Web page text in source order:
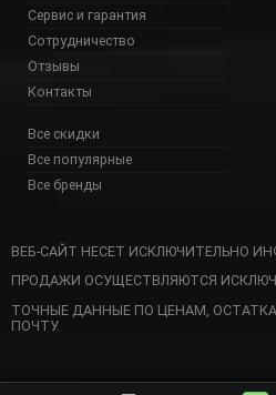
Сервис и гарантия
Сотрудничество
Отзывы
Контакты
Все скидки
Все популярные
Все бренды
ВЕБ-САЙТ НЕСЕТ ИСКЛЮЧИТЕЛЬНО
ПРОДАЖИ ОСУЩЕСТВЛЯЮТСЯ
ТОЧНЫЕ ДАННЫЕ ПО ЦЕНАМ,
ПОЧТУ.